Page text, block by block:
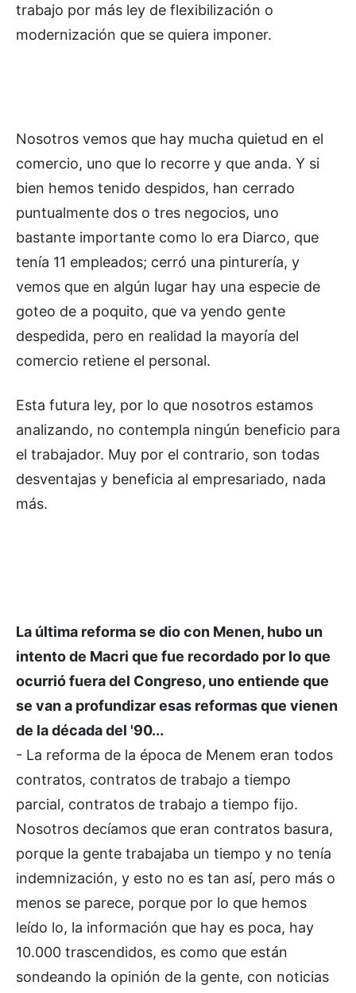
trabajo por más ley de flexibilización o
modernización que se quiera imponer.
Nosotros vemos que hay mucha quietud en el
comercio, uno que lo recorre y que anda. Y si
bien hemos tenido despidos, han cerrado
puntualmente dos o tres negocios, uno
bastante importante como lo era Diarco, que
tenía 11 empleados; cerró una pinturería, y
vemos que en algún lugar hay una especie de
goteo de a poquito, que va yendo gente
despedida, pero en realidad la mayoría del
comercio retiene el personal.
Esta futura ley, por lo que nosotros estamos
analizando, no contempla ningún beneficio para
el trabajador. Muy por el contrario, son todas
desventajas y beneficia al empresariado, nada
más.
La última reforma se dio con Menen, hubo un
intento de Macri que fue recordado por lo que
ocurrió fuera del Congreso, uno entiende que
se van a profundizar esas reformas que vienen
de la década del '90...
- La reforma de la época de Menem eran todos
contratos, contratos de trabajo a tiempo
parcial, contratos de trabajo a tiempo fijo.
Nosotros decíamos que eran contratos basura,
porque la gente trabajaba un tiempo y no tenía
indemnización, y esto no es tan así, pero más o
menos se parece, porque por lo que hemos
leído lo, la información que hay es poca, hay
10.000 trascendidos, es como que están
sondeando la opinión de la gente, con noticias